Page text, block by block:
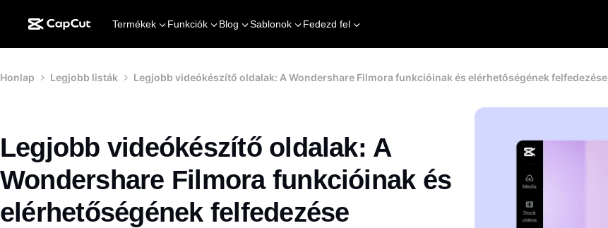
Termékek Funkciók Blog Sablonok Fedezd fel
Honlap Legjobb listák Legjobb videókészítő oldalak: A Wondershare Filmora funkcióinak és elérhetőségének felfedezése
Legjobb videókészítő oldalak: A
Wondershare Filmora funkcióinak és
elérhetőségének felfedezése